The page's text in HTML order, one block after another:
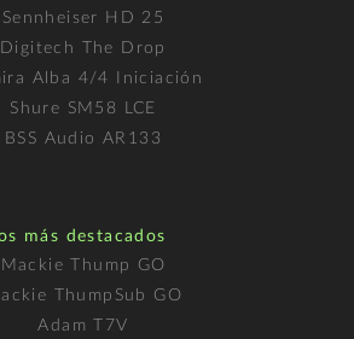
Sennheiser HD 25
Digitech The Drop
Alba 4/4 Iniciación
Shure SM58 LCE
BSS Audio AR133
más destacados
Mackie Thump GO
ThumpSub GO
Adam T7V